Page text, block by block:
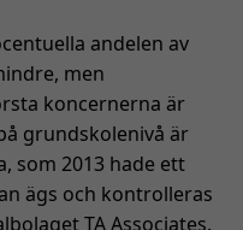
andelen av
men
koncernerna är
grundskolenivå är
som 2013 hade ett
ägs och kontrolleras
TA Associates.